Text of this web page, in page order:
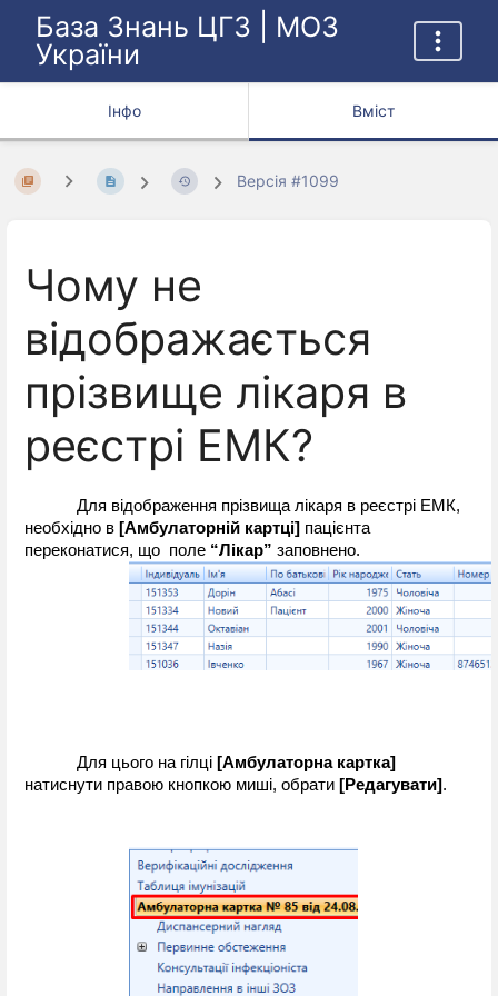
База Знань ЦГЗ | МОЗ
України
Інфо Вміст
Версія #1099
Чому не
відображається
прізвище лікаря в
реєстрі ЕМК?
Для відображення прізвища лікаря в реєстрі ЕМК,
необхідно в [Амбулаторній картці] пацієнта
переконатися, що  поле “Лікар” заповнено.
Для цього на гілці
натиснути правою кнопкою миші, обрати [Редагувати].